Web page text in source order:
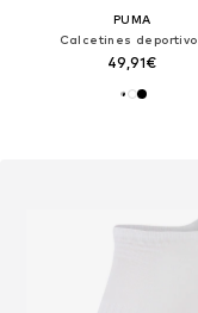
PUMA
Calcetines
49,91€